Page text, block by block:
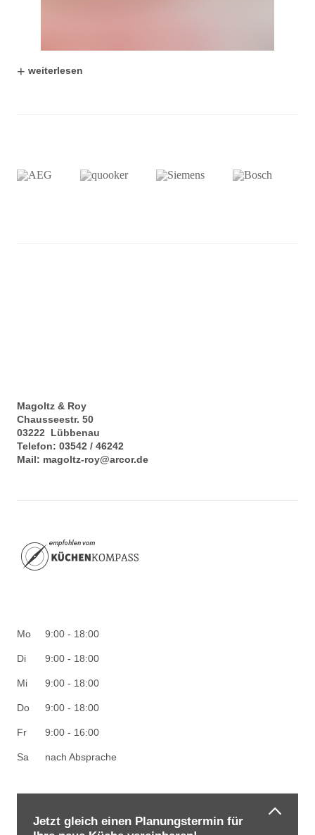
Jetzt gleich einen Planungstermin für
+ weiterlesen
Magoltz & Roy
Chausseestr. 50
03222
Lübbenau
Telefon: 03542 / 46242
Mail: magoltz-roy@arcor.de
Mo 9:00 - 18:00
Di 9:00 - 18:00
Mi 9:00 - 18:00
Do 9:00 - 18:00
Fr 9:00 - 16:00
Sa nach Absprache
Impressum|Datenschutz